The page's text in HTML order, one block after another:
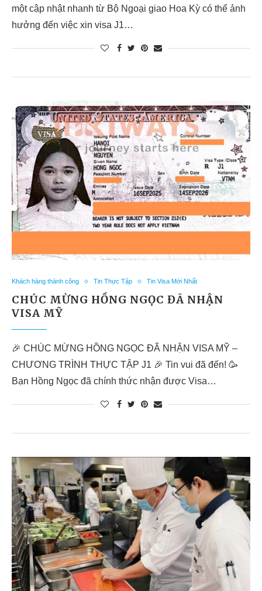
một cập nhật nhanh từ Bộ Ngoại giao Hoa Kỳ có thể ảnh
hưởng đến việc xin visa J1…
Khách hàng thành công Tin Thực Tập Tin Visa Mới Nhất
CHÚC MỪNG HỒNG NGỌC ĐÃ NHẬN
VISA MỸ
🎉 CHÚC MỪNG HỒNG NGỌC ĐÃ NHẬN VISA MỸ –
CHƯƠNG TRÌNH THỰC TẬP J1 🎉 Tin vui đã đến! 🥳
Bạn Hồng Ngọc đã chính thức nhận được Visa…